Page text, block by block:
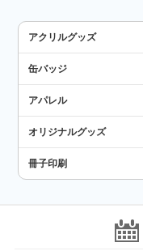
アクリルグッズ
缶バッジ
アパレル
オリジナルグッズ
冊子印刷